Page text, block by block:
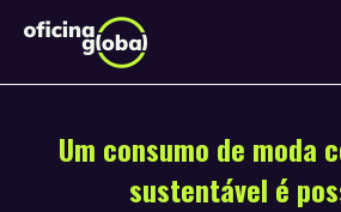
Um consumo de moda
sustentável é